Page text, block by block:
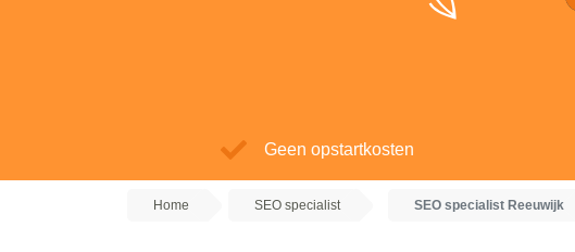
Geen opstartkosten
Home SEO specialist SEO specialist Reeuwijk